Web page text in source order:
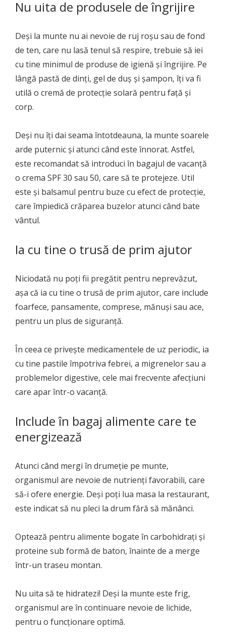
Nu uita de produsele de îngrijire
Deși la munte nu ai nevoie de ruj roșu sau de fond
de ten, care nu lasă tenul să respire, trebuie să iei
cu tine minimul de produse de igienă și îngrijire. Pe
lângă pastă de dinți, gel de duș și șampon, îți va fi
utilă o cremă de protecție solară pentru față și
corp.
Deși nu îți dai seama întotdeauna, la munte soarele
arde puternic și atunci când este înnorat. Astfel,
este recomandat să introduci în bagajul de vacanță
o crema SPF 30 sau 50, care să te protejeze. Util
este și balsamul pentru buze cu efect de protecție,
care împiedică crăparea buzelor atunci când bate
vântul.
Ia cu tine o trusă de prim ajutor
Niciodată nu poți fii pregătit pentru neprevăzut,
așa că ia cu tine o trusă de prim ajutor, care include
foarfece, pansamente, comprese, mănuși sau ace,
pentru un plus de siguranță.
În ceea ce privește medicamentele de uz periodic, ia
cu tine pastile împotriva febrei, a migrenelor sau a
problemelor digestive, cele mai frecvente afecțiuni
care apar într-o vacanță.
Include în bagaj alimente care te
energizează
Atunci când mergi în drumeție pe munte,
organismul are nevoie de nutrienți favorabili, care
să-i ofere energie. Deși poți lua masa la restaurant,
este indicat să nu pleci la drum fără să mănânci.
Optează pentru alimente bogate în carbohidrați și
proteine sub formă de baton, înainte de a merge
într-un traseu montan.
Nu uita să te hidratezi! Deși la munte este frig,
organismul are în continuare nevoie de lichide,
pentru o funcționare optimă.